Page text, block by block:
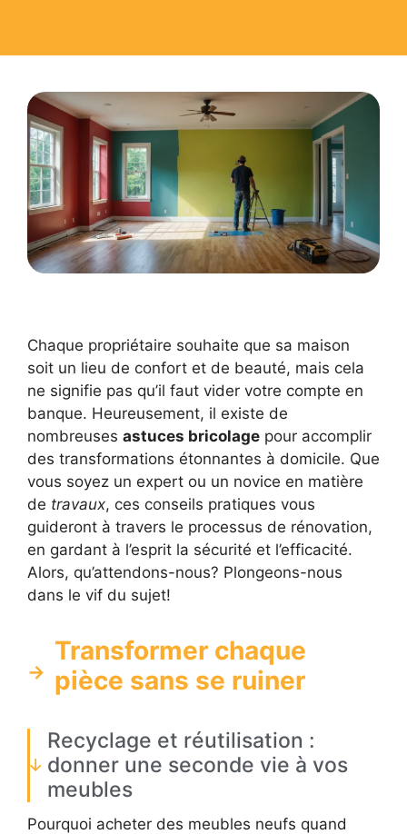
Chaque propriétaire souhaite que sa maison
soit un lieu de confort et de beauté, mais cela
ne signifie pas qu’il faut vider votre compte en
banque. Heureusement, il existe de
nombreuses astuces bricolage pour accomplir
des transformations étonnantes à domicile. Que
vous soyez un expert ou un novice en matière
de travaux, ces conseils pratiques vous
guideront à travers le processus de rénovation,
en gardant à l’esprit la sécurité et l’efficacité.
Alors, qu’attendons-nous? Plongeons-nous
dans le vif du sujet!
Transformer chaque
pièce sans se ruiner
Recyclage et réutilisation :
donner une seconde vie à vos
meubles
Pourquoi acheter des meubles neufs quand